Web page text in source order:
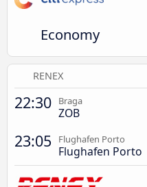
Economy
RENEX
22:30 Braga
ZOB
23:05 Flughafen Porto
Flughafen Porto